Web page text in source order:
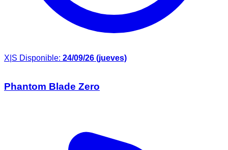
X|S Disponible: 24/09/26 (jueves)
Phantom Blade Zero